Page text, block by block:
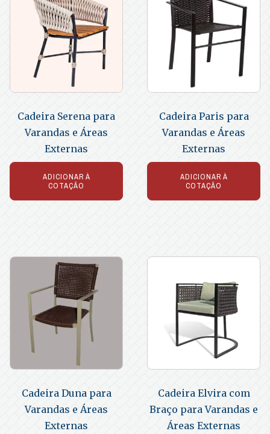
Cadeira Serena para
Varandas e Áreas
Externas
ADICIONAR À
COTAÇÃO
Cadeira Paris para
Varandas e Áreas
Externas
ADICIONAR À
COTAÇÃO
Cadeira Duna para
Varandas e Áreas
Externas
Cadeira Elvira com
Braço para Varandas e
Áreas Externas